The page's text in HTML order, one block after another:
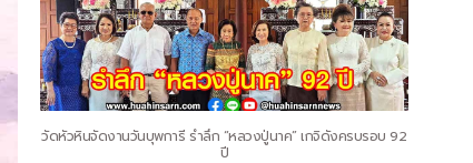
วัดหัวหินจัดงานวันบุพการี รำลึก “หลวงปู่นาค” เกจิดังครบรอบ 92
ปี